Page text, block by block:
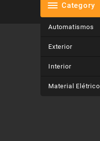
Category
Automatismos
Exterior
Interior
Material Elétrico